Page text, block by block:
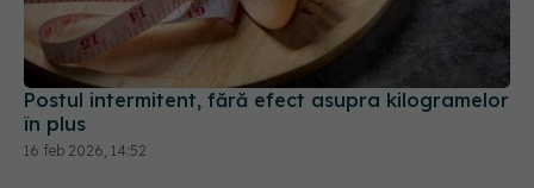
Postul intermitent, fără efect asupra kilogramelor
în plus
16 feb 2026, 14:52